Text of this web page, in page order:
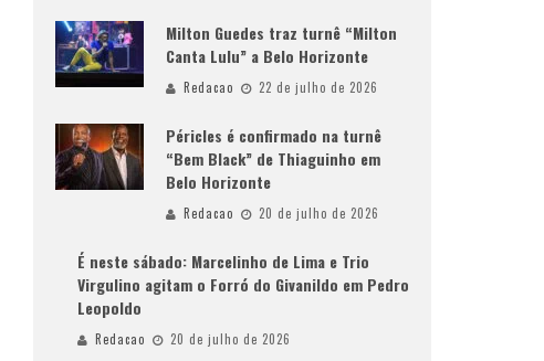
Milton Guedes traz turnê “Milton
Canta Lulu” a Belo Horizonte
Redacao 22 de julho de 2026
Péricles é confirmado na turnê
“Bem Black” de Thiaguinho em
Belo Horizonte
Redacao 20 de julho de 2026
É neste sábado: Marcelinho de Lima e Trio
Virgulino agitam o Forró do Givanildo em Pedro
Leopoldo
Redacao 20 de julho de 2026